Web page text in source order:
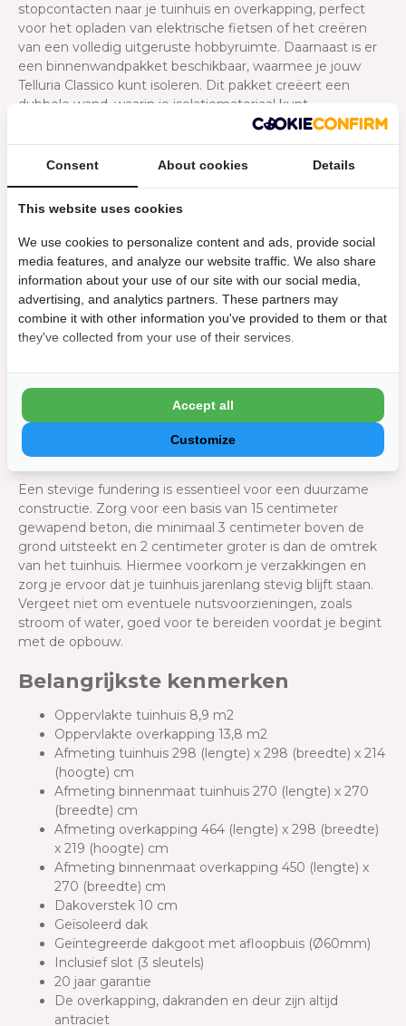
stopcontacten naar je tuinhuis en overkapping, perfect
voor het opladen van elektrische fietsen of het creëren
van een volledig uitgeruste hobbyruimte. Daarnaast is er
een binnenwandpakket beschikbaar, waarmee je jouw
Telluria Classico kunt isoleren. Dit pakket creëert een
dubbele wand, waarin je isolatiemateriaal kunt
aanbrengen. Bovendien kun je in deze tussenruimte
eenvoudig nutsvoorzieningen, zoals elektriciteit,
wegwerken. Dankzij de geïsoleerde wanden ontstaat een
Eenvoudige montage door een
prefab bouwpakket
De Telluria-modellen worden als handig zelfbouwpakket
bij jou thuis geleverd. Dankzij de op maat gemaakte
en een duidelijke montagehandleiding, zodat je snel aan
de slag kunt. Vraag een handige hulp om je te assisteren;
dit maakt de opbouw niet alleen sneller, maar ook
efficiënter.
Een stevige fundering is essentieel voor een duurzame
constructie. Zorg voor een basis van 15 centimeter
gewapend beton, die minimaal 3 centimeter boven de
grond uitsteekt en 2 centimeter groter is dan de omtrek
van het tuinhuis. Hiermee voorkom je verzakkingen en
zorg je ervoor dat je tuinhuis jarenlang stevig blijft staan.
Vergeet niet om eventuele nutsvoorzieningen, zoals
stroom of water, goed voor te bereiden voordat je begint
met de opbouw.
Belangrijkste kenmerken
Oppervlakte tuinhuis 8,9 m2
Oppervlakte overkapping 13,8 m2
Afmeting tuinhuis 298 (lengte) x 298 (breedte) x 214
(hoogte) cm
Afmeting binnenmaat tuinhuis 270 (lengte) x 270
(breedte) cm
Afmeting overkapping 464 (lengte) x 298 (breedte)
x 219 (hoogte) cm
Afmeting binnenmaat overkapping 450 (lengte) x
270 (breedte) cm
Dakoverstek 10 cm
Geïsoleerd dak
Geïntegreerde dakgoot met afloopbuis (Ø60mm)
Inclusief slot (3 sleutels)
20 jaar garantie
De overkapping, dakranden en deur zijn altijd
antraciet
Consent About cookies Details
This website uses cookies
We use cookies to personalize content and ads, provide social
media features, and analyze our website traffic. We also share
information about your use of our site with our social media,
advertising, and analytics partners. These partners may
combine it with other information you've provided to them or that
they've collected from your use of their services.
Customize
Accept all